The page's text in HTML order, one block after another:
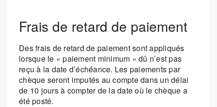
Frais de retard de paiement
Des frais de retard de paiement sont appliqués
lorsque le « paiement minimum » dû n’est pas
reçu à la date d’échéance. Les paiements par
chèque seront imputés au compte dans un délai
de 10 jours à compter de la date où le chèque a
été posté.